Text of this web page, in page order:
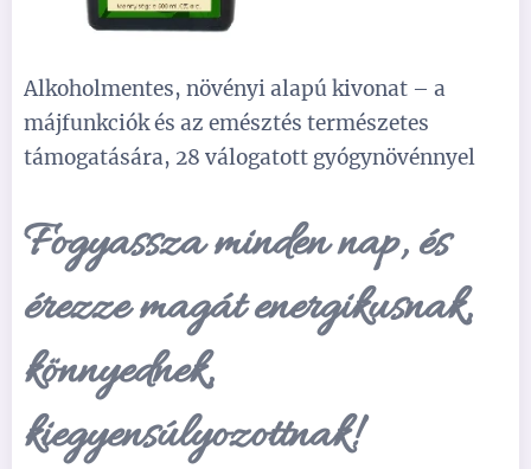
Alkoholmentes, növényi alapú kivonat – a
májfunkciók és az emésztés természetes
támogatására, 28 válogatott gyógynövénnyel
Fogyassza minden nap, és
érezze magát energikusnak,
könnyednek,
kiegyensúlyozottnak!